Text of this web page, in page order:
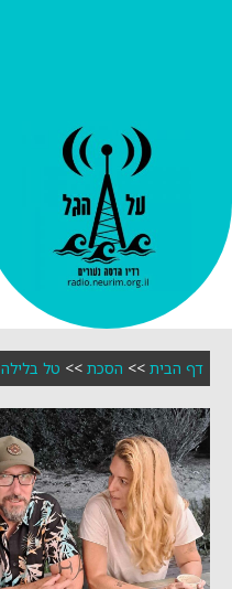
דף הבית >> הסכת >> טל בלילה